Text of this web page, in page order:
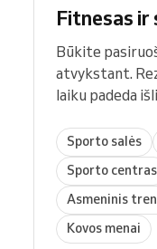
Fitnesas
Būkite
atvykstant.
laiku padeda
Sporto salės
Sporto centras
Asmeninis
Kovos menai